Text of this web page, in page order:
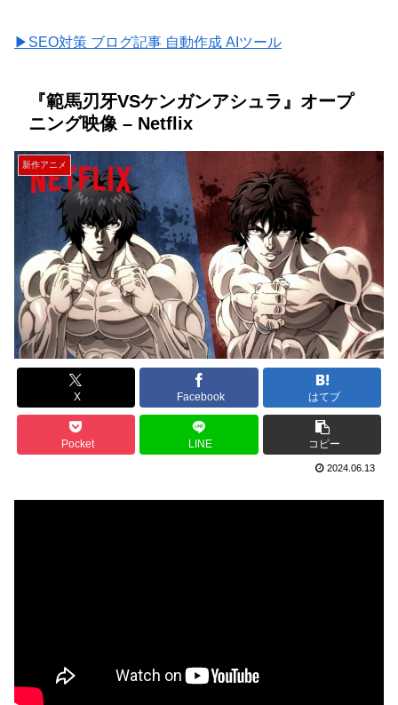
▶SEO対策 ブログ記事 自動作成 AIツール
『範馬刃牙VSケンガンアシュラ』オープ
ニング映像 – Netflix
新作アニメ
X Facebook はてブ
Pocket LINE コピー
2024.06.13